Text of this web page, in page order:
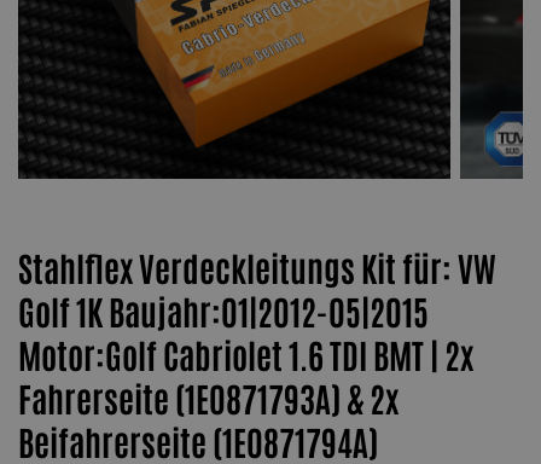
Stahlflex Verdeckleitungs Kit für: VW
Golf 1K Baujahr:01|2012-05|2015
Motor:Golf Cabriolet 1.6 TDI BMT | 2x
Fahrerseite (1E0871793A) & 2x
Beifahrerseite (1E0871794A)